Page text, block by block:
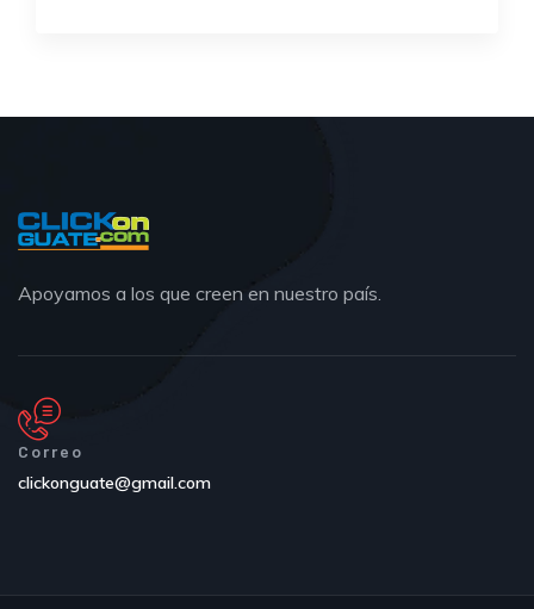
Apoyamos a los que creen en nuestro país.
Correo
clickonguate@gmail.com